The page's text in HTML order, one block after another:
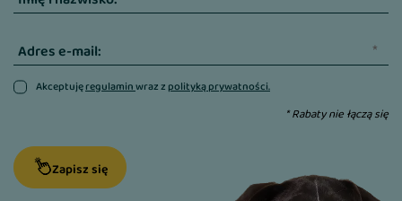
Zaspokojenie naturalnej potrzeby
Skład
1%, chlorek sodu.
Składniki analityczne
Adres e-mail:
Akceptujęregulaminwraz zpolityką prywatności.
* Rabaty nie łączą się
Zapisz się